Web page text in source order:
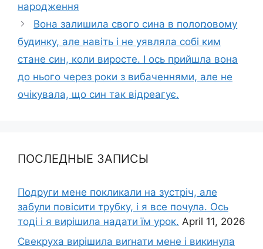
народження
Вона залишила свого сина в полоռовому
будинку, але навіть і не уявляла собі ким
стане син, коли виросте. І ось прийшла вона
до нього через роки з вибаченнями, але не
очікувала, що син так відреагує.
ПОСЛЕДНЫЕ ЗАПИСЫ
Подруги мене покликали на зустріч, але
забули повісити трубку, і я все почула. Ось
тоді і я вирішила надати їм урок. April 11, 2026
Свекруха вирішила виrнати мене і викинула